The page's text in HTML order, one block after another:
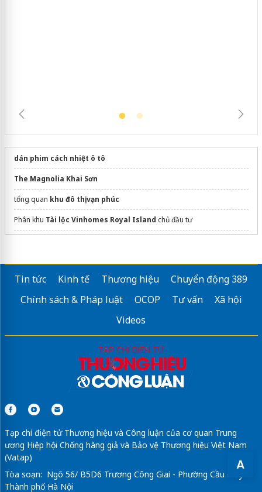
A
dán phim cách nhiệt ô tô
The Magnolia Khai Sơn
tổng quan khu đô thị vạn phúc
Phân khu Tài lộc Vinhomes Royal Island chủ đầu tư
Tin tức Kinh tế Thương hiệu
Chuyển động 389
Chính sách & Pháp luật
OCOP Tư vấn
Xã hội
Videos
Tạp chí điện tử Thương hiệu và Công luận của cơ quan Trung
ương Hiệp hội Chống hàng giả và Bảo vệ Thương hiệu Việt Nam
(Vatap)
Tòa soạn: Ngõ 56/ B5D6 Trương Công Giai - Phường Cầu Giấy -
Thành phố Hà Nội